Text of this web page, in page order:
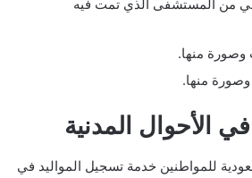
من المستشفى الذي تمت فيه
وصورة منها.
وصورة منها.
الأحوال المدنية
للمواطنين خدمة تسجيل المواليد في